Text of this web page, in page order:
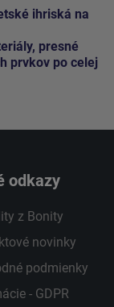
ihriská na
presné
prvkov po celej
odkazy
z Bonity
novinky
podmienky
- GDPR